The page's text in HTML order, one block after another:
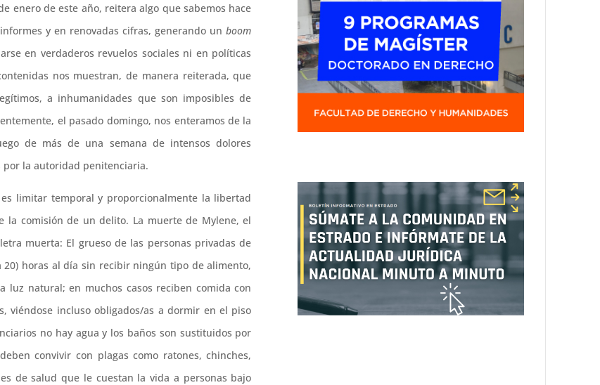
enero de este año, reitera algo que sabemos hace
y en renovadas cifras, generando unboom
en verdaderos revuelos sociales ni en políticas
nos muestran, de manera reiterada, que
a inhumanidades que son imposibles de
el pasado domingo, nos enteramos de la
de más de una semana de intensos dolores
la autoridad penitenciaria.
limitar temporal y proporcionalmente la libertad
la comisión de un delito. La muerte de Mylene, el
muerta: El grueso de las personas privadas de
20) horas al día sin recibir ningún tipo de alimento,
luz natural; en muchos casos reciben comida con
viéndose incluso obligados/as a dormir en el piso
no hay agua y los baños son sustituidos por
convivir con plagas como ratones, chinches,
de salud que le cuestan la vida a personas bajo